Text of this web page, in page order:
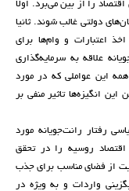
را از بین می‌برد. اولا
دولتی غالب شوند. ثانیا
اعتبارات و وام‌ها برای
علاقه به سرمایه‌گذاری
این عواملی که در مورد
انگیزه‌ها تاثیر منفی بر
ـ سیاسی رفتار رانت‌جویانه مورد
روسیه را در تحقق
از فضای مناسب برای جذب
واردات و به ویژه در